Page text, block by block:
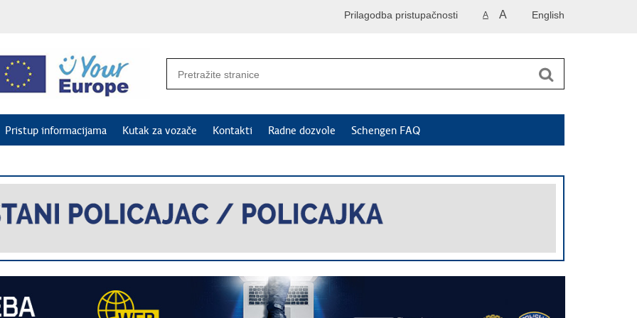
English
A A
Prilagodba pristupačnosti
Pristup informacijama Kutak za vozače Kontakti Radne dozvole Schengen FAQ